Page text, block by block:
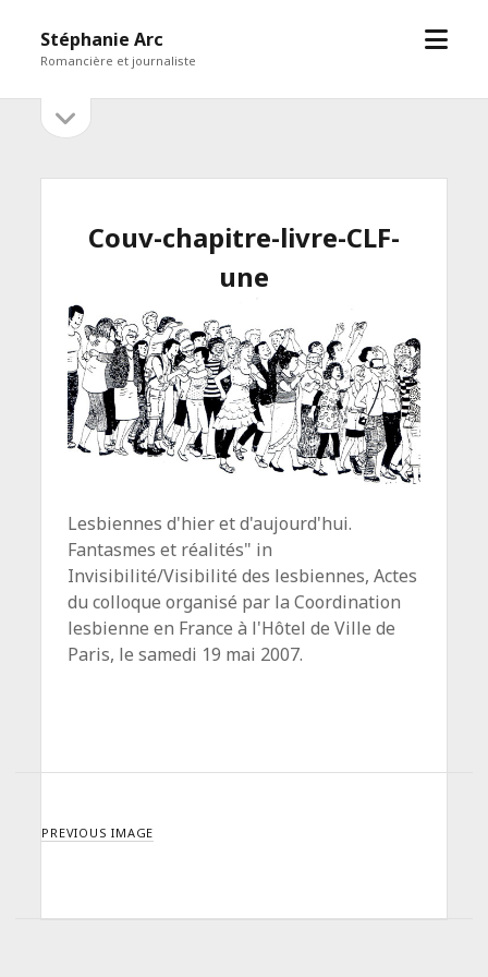
Stéphanie Arc
Romancière et journaliste
open
Sidebar
sidebar
Couv-chapitre-livre-CLF-
une
Lesbiennes d'hier et d'aujourd'hui.
Fantasmes et réalités" in
Invisibilité/Visibilité des lesbiennes, Actes
du colloque organisé par la Coordination
lesbienne en France à l'Hôtel de Ville de
Paris, le samedi 19 mai 2007.
PREVIOUS IMAGE